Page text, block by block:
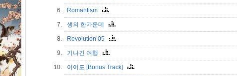
6. Romantism
7. 생의 한가운데
8. Revolution’05
9. 기나긴 여행
10. 이어도 [Bonus Track]